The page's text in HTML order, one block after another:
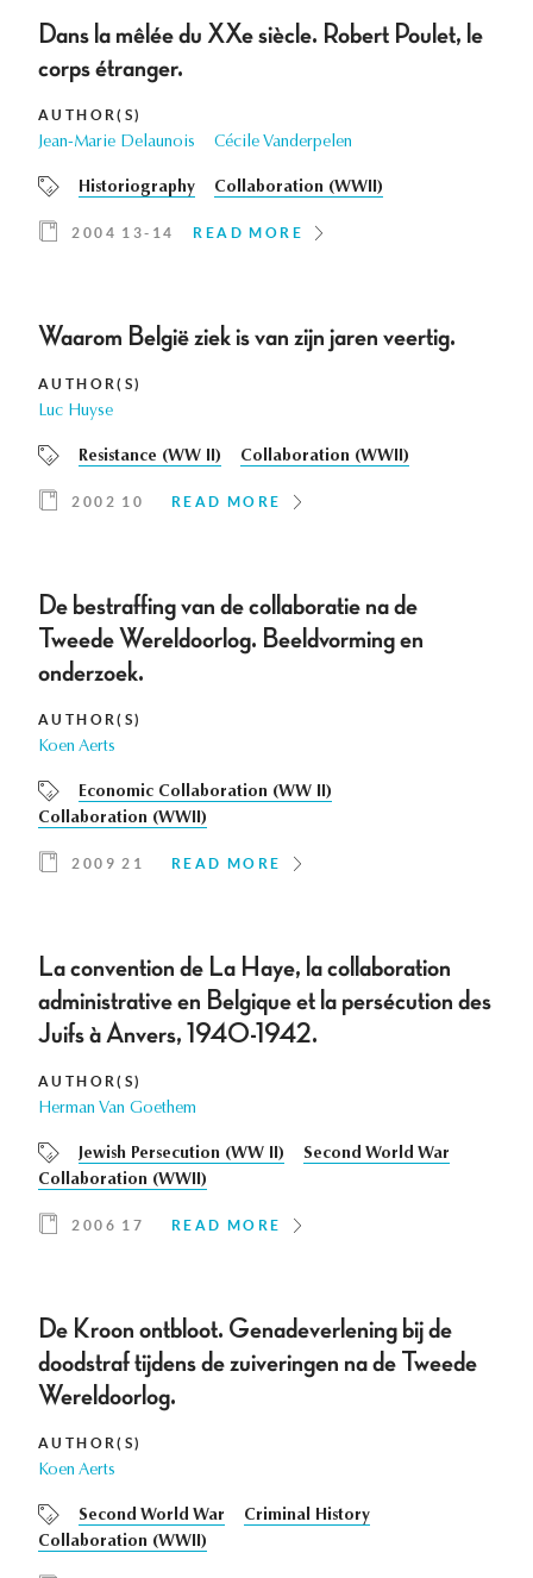
Dans la mêlée du XXe siècle. Robert Poulet, le
corps étranger.
AUTHOR(S)
Jean-Marie Delaunois Cécile Vanderpelen
Historiography Collaboration (WWII)
2004 13-14 READ MORE
Waarom België ziek is van zijn jaren veertig.
AUTHOR(S)
Luc Huyse
Resistance (WW II) Collaboration (WWII)
2002 10 READ MORE
De bestraffing van de collaboratie na de
Tweede Wereldoorlog. Beeldvorming en
onderzoek.
AUTHOR(S)
Koen Aerts
Economic Collaboration (WW II)
Collaboration (WWII)
2009 21 READ MORE
La convention de La Haye, la collaboration
administrative en Belgique et la persécution des
Juifs à Anvers, 1940-1942.
AUTHOR(S)
Herman Van Goethem
Jewish Persecution (WW II)
Second World War
Collaboration (WWII)
2006 17 READ MORE
De Kroon ontbloot. Genadeverlening bij de
doodstraf tijdens de zuiveringen na de Tweede
Wereldoorlog.
AUTHOR(S)
Koen Aerts
Second World War
Criminal History
Collaboration (WWII)